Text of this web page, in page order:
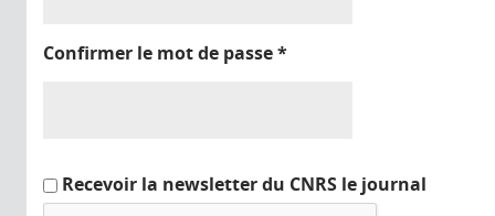
Confirmer le mot de passe*
Recevoir la newsletter du CNRS le journal